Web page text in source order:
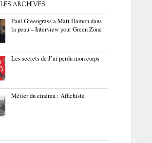
ARCHIVES
Paul Greengrass a Matt Damon dans
la peau – Interview pour Green Zone
Les secrets de J’ai perdu mon corps
Métier du cinéma : Affichiste